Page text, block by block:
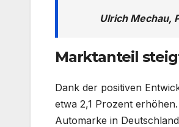
Ulrich Mechau,
Marktanteil
Dank der positiven
etwa 2,1 Prozent
Automarke in